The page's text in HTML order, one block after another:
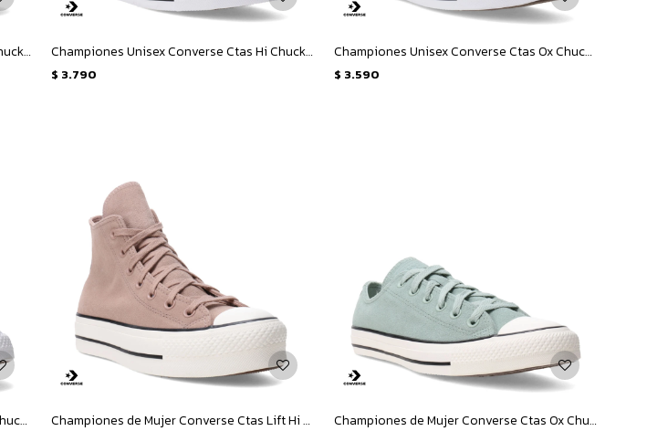
Championes Unisex Converse Ctas Hi Chuck Taylor All Star - Marrón - Blanco Championes Unisex Converse Ctas Hi Chuck Taylor All Star - Gris
$ 3.790
Championes Unisex Converse Ctas Ox Chuck Taylor All Star - Marrón - Blanco
$ 3.590
Championes Unisex Converse Ctas Ox Chuck Taylor All Star - Gris - Blanco Championes de Mujer Converse Ctas Lift Hi - Beige - Marrón Tierra Championes de Mujer Converse Ctas Ox Chuck Taylor All Star - Verde - Blanco